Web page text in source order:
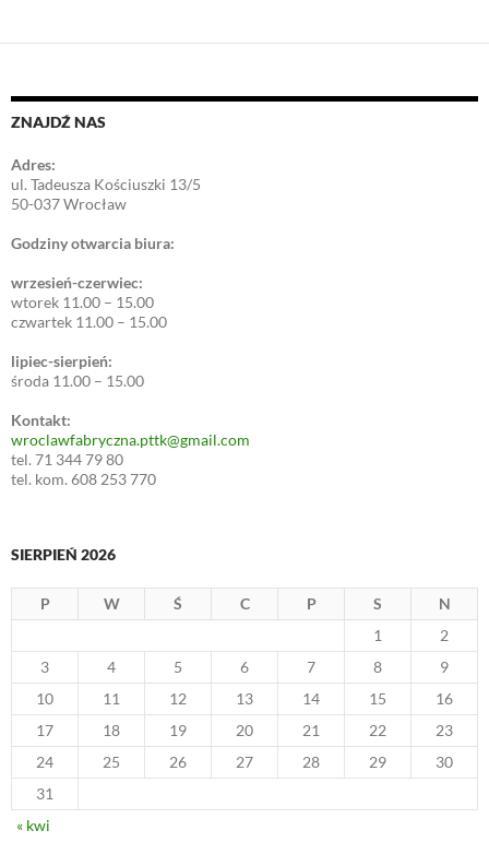
ZNAJDŹ NAS
Adres:
ul. Tadeusza Kościuszki 13/5
50-037 Wrocław
Godziny otwarcia biura:
wrzesień-czerwiec:
wtorek 11.00 – 15.00
czwartek 11.00 – 15.00
lipiec-sierpień:
środa 11.00 – 15.00
Kontakt:
wroclawfabryczna.pttk@gmail.com
tel. 71 344 79 80
tel. kom. 608 253 770
SIERPIEŃ 2026
P W Ś C P S
N
1
2
3
4 5 6 7 8
9
10
11 12 13 14 15
16
17
18 19 20 21 22
23
24
25 26 27 28 29
30
31
« kwi